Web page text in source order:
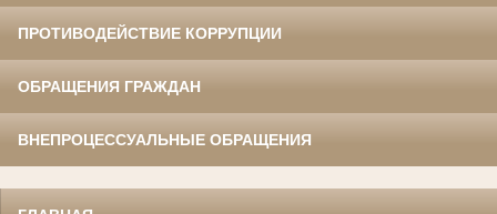
ПРОТИВОДЕЙСТВИЕ КОРРУПЦИИ
ОБРАЩЕНИЯ ГРАЖДАН
ВНЕПРОЦЕССУАЛЬНЫЕ ОБРАЩЕНИЯ